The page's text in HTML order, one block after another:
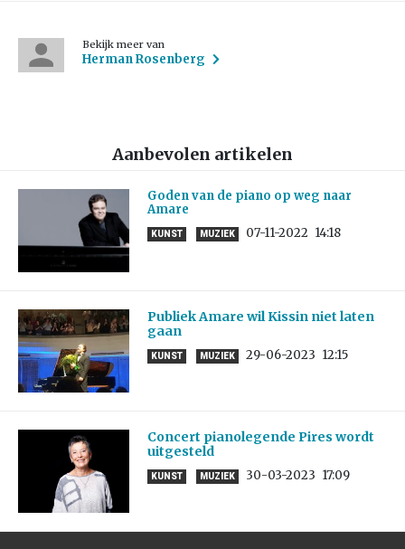
Bekijk meer van
Herman Rosenberg
Aanbevolen artikelen
Goden van de piano op weg naar
Amare
KUNST MUZIEK 07-11-2022 14:18
Publiek Amare wil Kissin niet laten
gaan
KUNST MUZIEK 29-06-2023 12:15
Concert pianolegende Pires wordt
uitgesteld
KUNST MUZIEK 30-03-2023 17:09